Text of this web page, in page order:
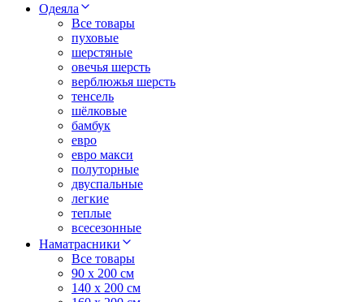
Одеяла
Все товары
пуховые
шерстяные
овечья шерсть
верблюжья шерсть
тенсель
шёлковые
бамбук
евро
евро макси
полуторные
двуспальные
легкие
теплые
всесезонные
Наматрасники
Все товары
90 x 200 см
140 x 200 см